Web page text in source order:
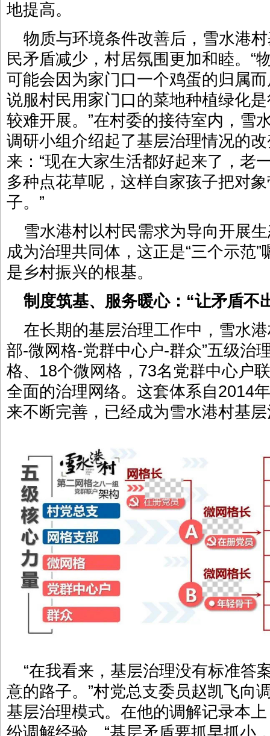
地提高。
物质与环境条件改善后，雪水港
民矛盾减少，村居氛围更加和睦。“
可能会因为家门口一个鸡蛋的归属
说服村民用家门口的菜地种植绿化
较难开展。”在村委的接待室内，雪
调研小组介绍起了基层治理情况的
来：“现在大家生活都好起来了，老
多种点花草呢，这样自家孩子把对
子。”
雪水港村以村民需求为导向开展
成为治理共同体，这正是“三个示范
是乡村振兴的根基。
制度筑基、服务暖心：“让矛盾不
在长期的基层治理工作中，雪水
部-微网格-党群中心户-群众”五级治
格、18个微网格，73名党群中心户
全面的治理网络。这套体系自2014
来不断完善，已经成为雪水港村基
“在我看来，基层治理没有标准答
意的路子。”村党总支委员赵凯飞向
基层治理模式。在他的调解记录本